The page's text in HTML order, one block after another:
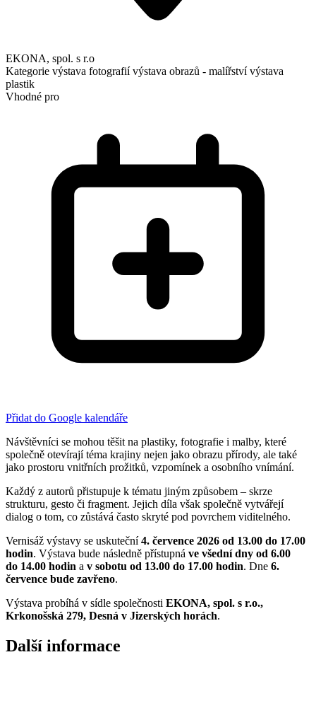
EKONA, spol. s r.o
Kategorie výstava fotografií výstava obrazů - malířství výstava
plastik
Vhodné pro
Přidat do Google kalendáře
Návštěvníci se mohou těšit na plastiky, fotografie i malby, které
společně otevírají téma krajiny nejen jako obrazu přírody, ale také
jako prostoru vnitřních prožitků, vzpomínek a osobního vnímání.
Každý z autorů přistupuje k tématu jiným způsobem – skrze
strukturu, gesto či fragment. Jejich díla však společně vytvářejí
dialog o tom, co zůstává často skryté pod povrchem viditelného.
Vernisáž výstavy se uskuteční4. července 2026 od 13.00 do 17.00
hodin. Výstava bude následně přístupná ve všední dny od 6.00
do 14.00 hodin a v sobotu od 13.00 do 17.00 hodin. Dne 6.
července bude zavřeno.
Výstava probíhá v sídle společnosti EKONA, spol. s r.o.,
Krkonošská 279, Desná v Jizerských horách.
Další informace